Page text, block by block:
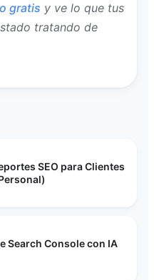
gratis y ve lo que tus
tratando de
SEO para Clientes
Search Console con IA